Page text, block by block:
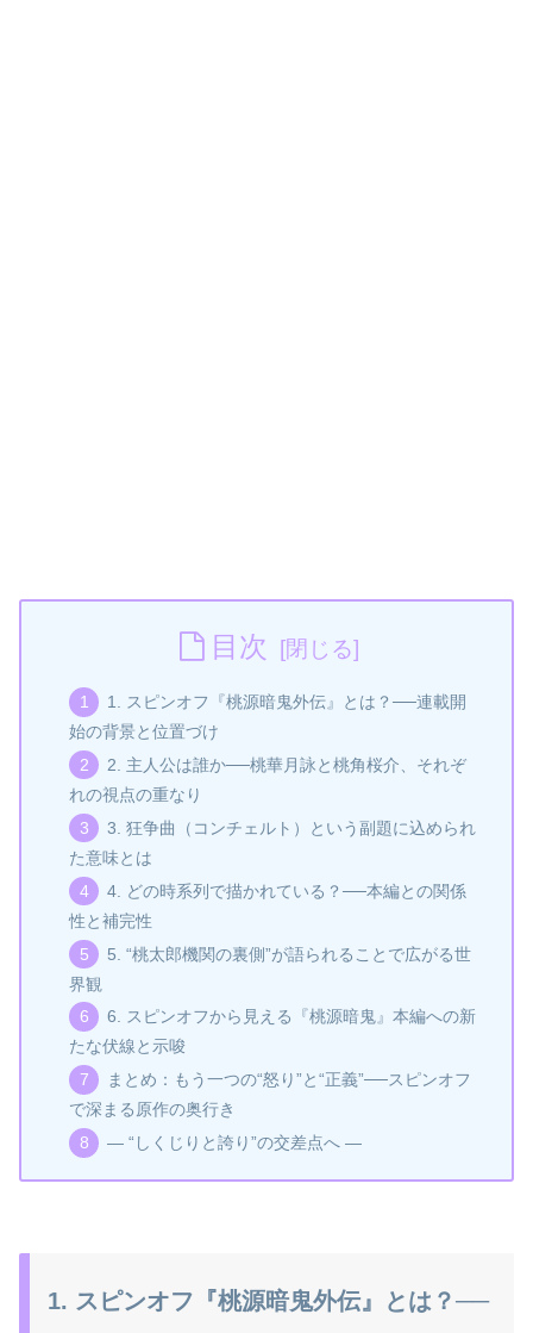
目次
1. スピンオフ『桃源暗鬼外伝』とは？──連載開
始の背景と位置づけ
2. 主人公は誰か──桃華月詠と桃角桜介、それぞ
れの視点の重なり
3. 狂争曲（コンチェルト）という副題に込められ
た意味とは
4. どの時系列で描かれている？──本編との関係
性と補完性
5. “桃太郎機関の裏側”が語られることで広がる世
界観
6. スピンオフから見える『桃源暗鬼』本編への新
たな伏線と示唆
まとめ：もう一つの“怒り”と“正義”──スピンオフ
で深まる原作の奥行き
— “しくじりと誇り”の交差点へ —
1. スピンオフ『桃源暗鬼外伝』とは？──